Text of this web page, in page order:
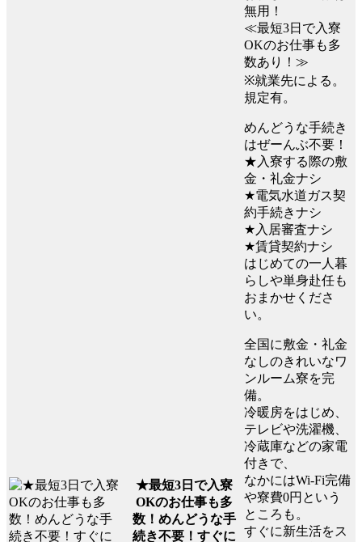
★最短3日で入寮
OKのお仕事も多
数！めんどうな手
続き不要！すぐに
無用！
≪最短3日で入寮
OKのお仕事も多
数あり！≫
※就業先による。
規定有。
めんどうな手続き
はぜーんぶ不要！
★入寮する際の敷
金・礼金ナシ
★電気水道ガス契
約手続きナシ
★入居審査ナシ
★賃貸契約ナシ
はじめての一人暮
らしや単身赴任も
おまかせくださ
い。
全国に敷金・礼金
なしのきれいなワ
ンルーム寮を完
備。
冷暖房をはじめ、
テレビや洗濯機、
冷蔵庫などの家電
付きで、
なかにはWi-Fi完備
や寮費0円という
ところも。
すぐに新生活をス